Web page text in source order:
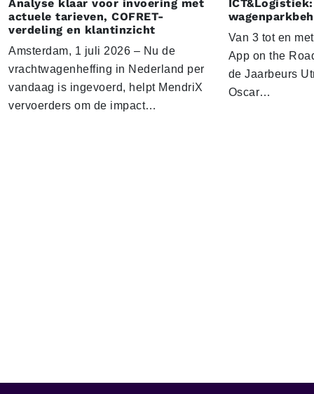
Analyse klaar voor invoering met
actuele tarieven, COFRET-
verdeling en klantinzicht
Amsterdam, 1 juli 2026 – Nu de
vrachtwagenheffing in Nederland per
vandaag is ingevoerd, helpt MendriX
vervoerders om de impact…
Van 3 tot en
App on the
de Jaarbeurs
Oscar…